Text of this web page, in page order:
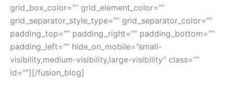
grid_box_color=”” grid_element_color=””
grid_separator_style_type=”” grid_separator_color=””
padding_top=”” padding_right=”” padding_bottom=””
padding_left=”” hide_on_mobile=”small-
visibility,medium-visibility,large-visibility” class=””
id=””][/fusion_blog]